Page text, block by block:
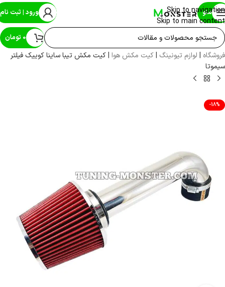
Skip to navigation
Skip to main content
منو ورود | ثبت نام
0 تومان
فروشگاه | لوازم تیونینگ | کیت مکش هوا | کیت مکش تیبا ساینا کوییک فیلتر
سیموتا
-18%